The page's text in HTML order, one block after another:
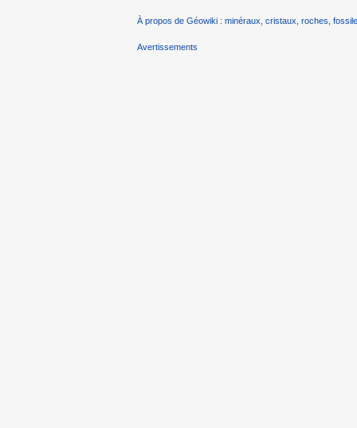
À propos de Géowiki : minéraux, cristaux, roches,
Avertissements